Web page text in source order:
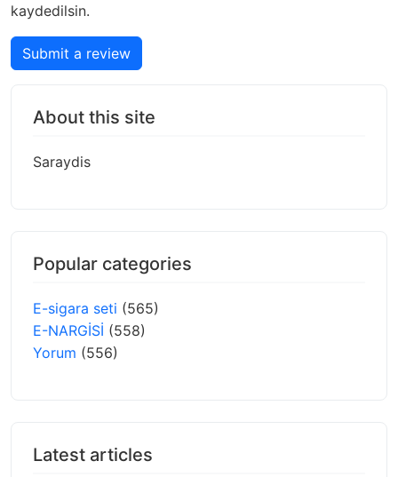
kaydedilsin.
Submit a review
About this site
Saraydis
Popular categories
E-sigara seti (565)
E-NARGİSİ (558)
Yorum (556)
Latest articles